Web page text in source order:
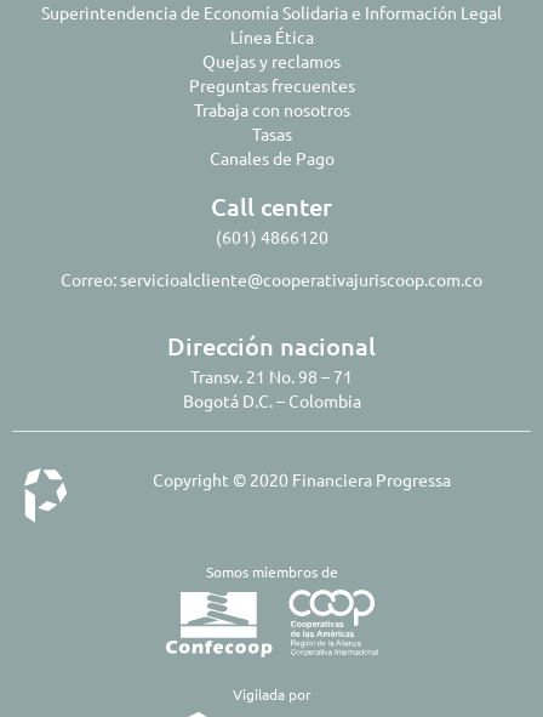
Superintendencia de Economía Solidaria e Información Legal
Línea Ética
Quejas y reclamos
Preguntas frecuentes
Trabaja con nosotros
Tasas
Canales de Pago
Call center
(601) 4866120
Correo:servicioalcliente@cooperativajuriscoop.com.co
Dirección nacional
Transv. 21 No. 98 – 71
Bogotá D.C. – Colombia
Copyright © 2020 Financiera Progressa
Somos miembros de
​Vigilada por